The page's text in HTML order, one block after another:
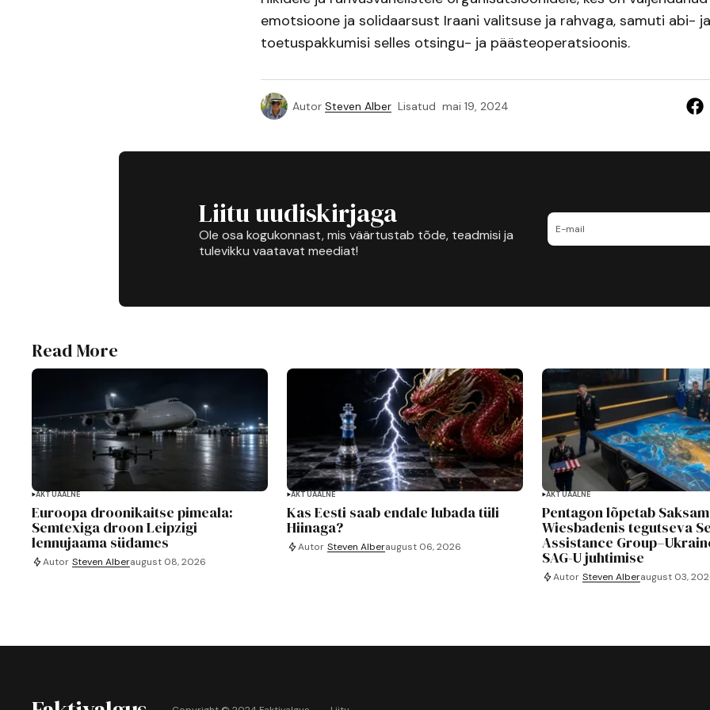
emotsioone ja solidaarsust Iraani valitsuse ja rahvaga, samuti abi- ja
toetuspakkumisi selles otsingu- ja päästeoperatsioonis.
Autor Steven Alber Lisatud mai 19, 2024
Liitu uudiskirjaga
Ole osa kogukonnast, mis väärtustab tõde, teadmisi ja
tulevikku vaatavat meediat!
Read More
AKTUAALNE
Euroopa droonikaitse pimeala:
Semtexiga droon Leipzigi
lennujaama südames
Autor Steven Alberaugust 08, 2026
AKTUAALNE
Kas Eesti saab endale lubada tüli
Hiinaga?
Autor Steven Alberaugust 06, 2026
AKTUAALNE
Pentagon lõpetab
Wiesbadenis tegutseva
Assistance
SAG-U juhtimise
Autor Steven Alberaugust 03,